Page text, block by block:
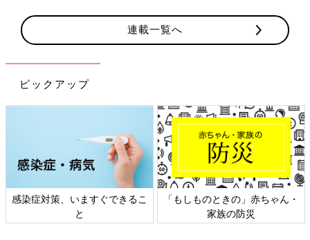
連載一覧へ
ピックアップ
感染症対策、いますぐできるこ
と
「もしものときの」赤ちゃん・
家族の防災